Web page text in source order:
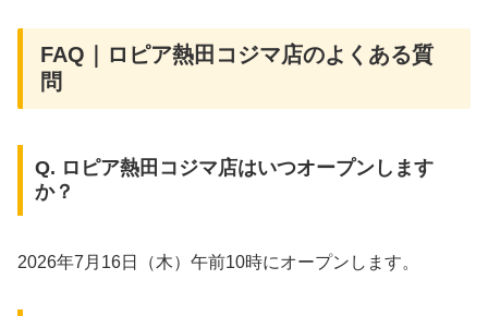
FAQ｜ロピア熱田コジマ店のよくある質
問
Q. ロピア熱田コジマ店はいつオープンします
か？
2026年7月16日（木）午前10時にオープンします。